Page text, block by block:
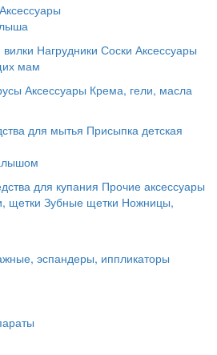
Аксессуары
Нагрудники Соски Аксессуары
мам
Аксессуары Крема, гели, масла
для мытья Присыпка детская
для купания Прочие аксессуары
щетки Зубные щетки Ножницы,
эспандеры, иппликаторы